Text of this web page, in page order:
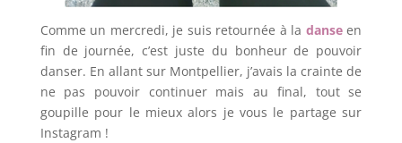
Comme un mercredi, je suis retournée à la danseen
fin de journée, c’est juste du bonheur de pouvoir
danser. En allant sur Montpellier, j’avais la crainte de
ne pas pouvoir continuer mais au final, tout se
goupille pour le mieux alors je vous le partage sur
Instagram !